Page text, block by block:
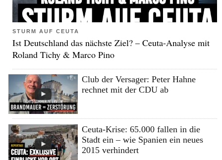
STURM AUF CEUTA
Ist Deutschland das nächste Ziel? – Ceuta-Analyse mit
Roland Tichy & Marco Pino
Club der Versager: Peter Hahne
rechnet mit der CDU ab
Ceuta-Krise: 65.000 fallen in die
Stadt ein – wie Spanien ein neues
2015 verhindert